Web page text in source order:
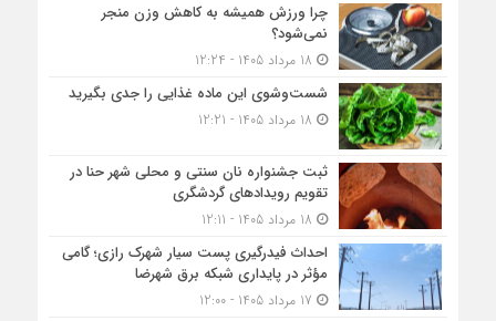
چرا ورزش همیشه به کاهش وزن منجر
نمی‌شود؟
شست‌وشوی این ماده غذایی را جدی بگیرید
ثبت جشنواره نان سنتی و محلی شهر حنا در
تقویم رویداد‌های گردشگری
احداث فیدرگیری پست سیار شهرک رازی؛ گامی
مؤثر در پایداری شبکه برق شهرضا